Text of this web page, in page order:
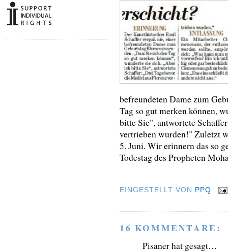
befreundeten Dame zum
Tag so gut merken können,
bitte Sie", antwortete
vertrieben wurden!" Zuletzt
5. Juni. Wir erinnern das so
Todestag des Propheten
EINGESTELLT VON PPQ
16 KOMMENTARE:
Pisaner hat gesagt…